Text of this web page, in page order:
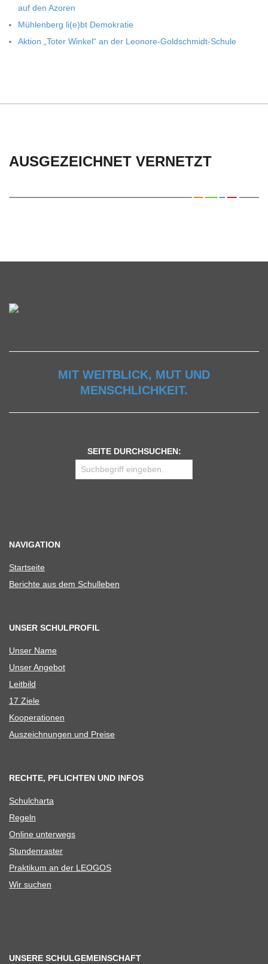
auf den Azoren
Müh­len­berg li(e)bt Demokratie
Aktion „Toter Win­kel“ an der Leonore-Goldschmidt-Schule
AUSGEZEICHNET VERNETZT
MIT WEITBLICK, MUT UND
MENSCHLICHKEIT.
SEITE DURCHSUCHEN:
NAVIGATION
Start­seite
Berichte aus dem Schulleben
UNSER SCHULPROFIL
Unser Name
Unser Ange­bot
Leit­bild
17 Ziele
Koope­ra­tio­nen
Aus­zeich­nun­gen und Preise
RECHTE, PFLICHTEN UND INFOS
Schul­charta
Regeln
Online unter­wegs
Stun­den­ras­ter
Prak­ti­kum an der LEOGOS
Wir suchen
UNSERE SCHULGEMEINSCHAFT